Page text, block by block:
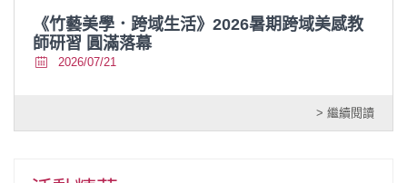
《竹藝美學．跨域生活》2026暑期跨域美感教
師研習 圓滿落幕
2026/07/21
> 繼續閱讀